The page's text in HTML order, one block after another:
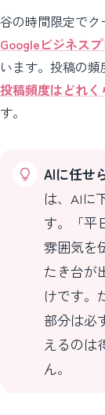
谷の時間限定で
Googleビジネス
います。投稿の頻
投稿頻度はどれ
す。
AIに任せ
は、AIに
す。「平
雰囲気を
たき台が
けです。
部分は必
えるのは
ん。